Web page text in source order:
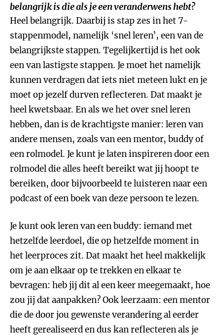
belangrijk is die als je een veranderwens hebt?
Heel belangrijk. Daarbij is stap zes in het 7-
stappenmodel, namelijk ‘snel leren’, een van de
belangrijkste stappen. Tegelijkertijd is het ook
een van lastigste stappen. Je moet het namelijk
kunnen verdragen dat iets niet meteen lukt en je
moet op jezelf durven reflecteren. Dat maakt je
heel kwetsbaar. En als we het over snel leren
hebben, dan is de krachtigste manier: leren van
andere mensen, zoals van een mentor, buddy of
een rolmodel. Je kunt je laten inspireren door een
rolmodel die alles heeft bereikt wat jij hoopt te
bereiken, door bijvoorbeeld te luisteren naar een
podcast of een boek van deze persoon te lezen.
Je kunt ook leren van een buddy: iemand met
hetzelfde leerdoel, die op hetzelfde moment in
het leerproces zit. Dat maakt het heel makkelijk
om je aan elkaar op te trekken en elkaar te
bevragen: heb jij dit al een keer meegemaakt, hoe
zou jij dat aanpakken? Ook leerzaam: een mentor
die de door jou gewenste verandering al eerder
heeft gerealiseerd en dus kan reflecteren als je